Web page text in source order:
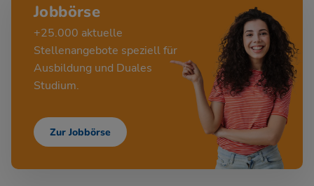
Jobbörse
+25.000 aktuelle
Stellenangebote speziell für
Ausbildung und Duales
Studium.
Zur Jobbörse